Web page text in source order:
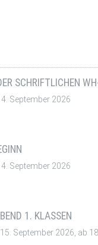
SCHRIFTLICHEN
September 2026
September 2026
1. KLASSEN
September 2026, ab